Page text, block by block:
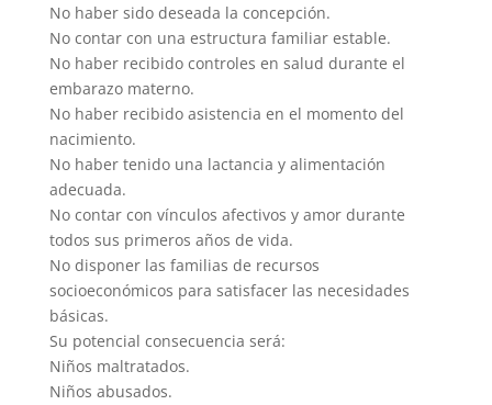
No haber sido deseada la concepción.
No contar con una estructura familiar estable.
No haber recibido controles en salud durante el
embarazo materno.
No haber recibido asistencia en el momento del
nacimiento.
No haber tenido una lactancia y alimentación
adecuada.
No contar con vínculos afectivos y amor durante
todos sus primeros años de vida.
No disponer las familias de recursos
socioeconómicos para satisfacer las necesidades
básicas.
Su potencial consecuencia será:
Niños maltratados.
Niños abusados.